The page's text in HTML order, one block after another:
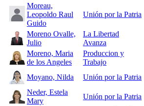
Moreau,
Leopoldo Raul
Guido
Unión por la Patria
Moreno Ovalle,
Julio
La Libertad
Avanza
Moreno, Maria
de los Angeles
Produccion y
Trabajo
Moyano, Nilda Unión por la Patria
Neder, Estela
Mary
Unión por la Patria